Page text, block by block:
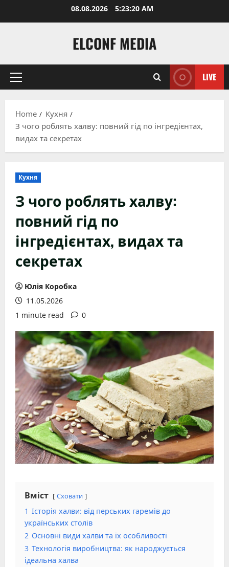
08.08.2026 5:23:21 AM
ELCONF MEDIA
Primary
LIVE
Home
Кухня
З чого роблять халву: повний гід по інгредієнтах,
видах та секретах
Кухня
З чого роблять халву:
повний гід по
інгредієнтах, видах та
секретах
Юлія Коробка
11.05.2026
1 minute read
0
Вміст Сховати
1 Історія халви: від перських гаремів до
українських столів
2 Основні види халви та їх особливості
3 Технологія виробництва: як народжується
ідеальна халва